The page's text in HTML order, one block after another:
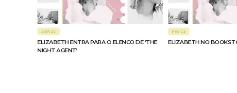
ABR 22
ELIZABETH ENTRA PARA O ELENCO DE ‘THE
NIGHT AGENT’
FEV 11
ELIZABETH NO